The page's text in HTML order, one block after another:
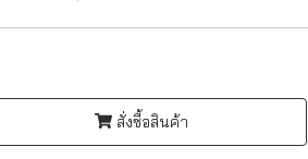
สั่งซื้อสินค้า